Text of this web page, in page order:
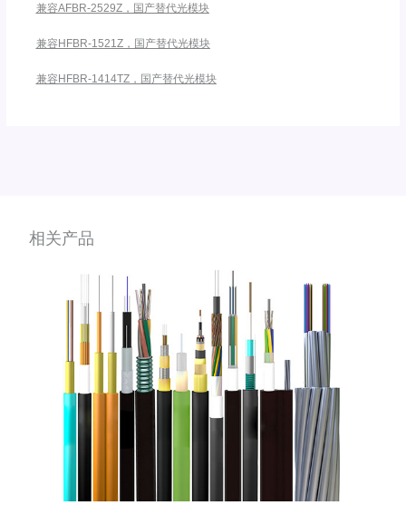
兼容AFBR-2529Z，国产替代光模块
兼容HFBR-1521Z，国产替代光模块
兼容HFBR-1414TZ，国产替代光模块
相关产品